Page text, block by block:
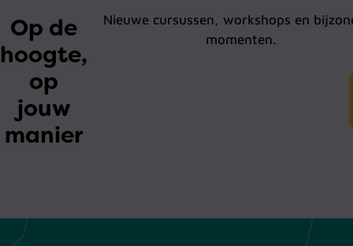
Op de
hoogte,
op
jouw
manier
Nieuwe cursussen, workshops en
momenten.